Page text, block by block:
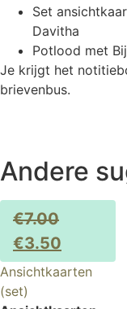
Set
Davitha
Potlood met
Je krijgt het
brievenbus.
Andere
€7.00
€3.50
Ansichtkaarten
(set)